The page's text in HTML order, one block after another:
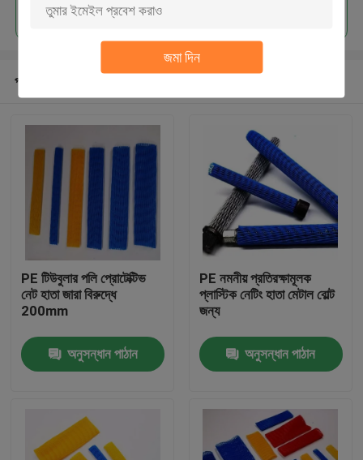
জমা দিন
প্রস্তাবিত পণ্য
PE টিউবুলার পলি প্রোটেক্টিভ
নেট হাতা জারা বিরুদ্ধে
200mm
অনুসন্ধান পাঠান
PE নমনীয় প্রতিরক্ষামূলক
প্লাস্টিক নেটিং হাতা মেটাল বোল্ট
জন্য
অনুসন্ধান পাঠান